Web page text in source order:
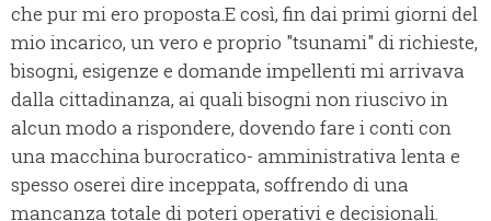
che pur mi ero proposta.E così, fin dai primi giorni del
mio incarico, un vero e proprio "tsunami" di richieste,
bisogni, esigenze e domande impellenti mi arrivava
dalla cittadinanza, ai quali bisogni non riuscivo in
alcun modo a rispondere, dovendo fare i conti con
una macchina burocratico- amministrativa lenta e
spesso oserei dire inceppata, soffrendo di una
mancanza totale di poteri operativi e decisionali.